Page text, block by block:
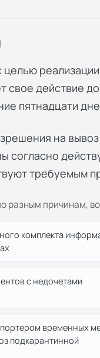
свое действие
пятнадцати
на
согласно
требуемым
разным причинам,
комплекта
с недочетами
временных
подкарантинной